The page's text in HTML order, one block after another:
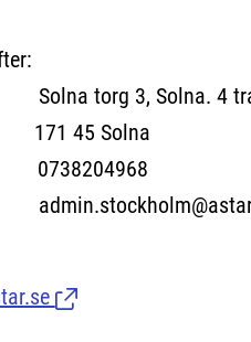
torg 3, Solna. 4
171 45 Solna
(Länk till extern sida.)